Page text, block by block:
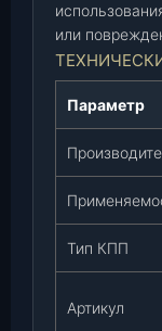
л
г
а
или
Параметр
Тип КПП
Артикул